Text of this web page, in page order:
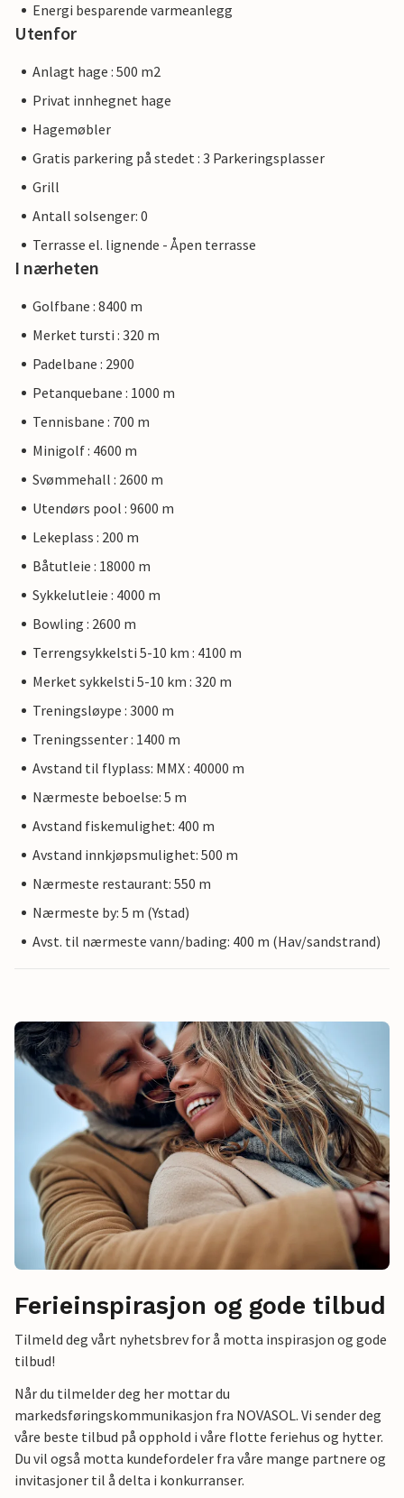
Energi besparende varmeanlegg
Utenfor
Anlagt hage : 500 m2
Privat innhegnet hage
Hagemøbler
Gratis parkering på stedet : 3 Parkeringsplasser
Grill
Antall solsenger: 0
Terrasse el. lignende - Åpen terrasse
I nærheten
Golfbane : 8400 m
Merket tursti : 320 m
Padelbane : 2900
Petanquebane : 1000 m
Tennisbane : 700 m
Minigolf : 4600 m
Svømmehall : 2600 m
Utendørs pool : 9600 m
Lekeplass : 200 m
Båtutleie : 18000 m
Sykkelutleie : 4000 m
Bowling : 2600 m
Terrengsykkelsti 5-10 km : 4100 m
Merket sykkelsti 5-10 km : 320 m
Treningsløype : 3000 m
Treningssenter : 1400 m
Avstand til flyplass: MMX : 40000 m
Nærmeste beboelse: 5 m
Avstand fiskemulighet: 400 m
Avstand innkjøpsmulighet: 500 m
Nærmeste restaurant: 550 m
Nærmeste by: 5 m (Ystad)
Avst. til nærmeste vann/bading: 400 m (Hav/sandstrand)
Ferieinspirasjon og gode tilbud
Tilmeld deg vårt nyhetsbrev for å motta inspirasjon og gode
tilbud!
Når du tilmelder deg her mottar du
markedsføringskommunikasjon fra NOVASOL. Vi sender deg
våre beste tilbud på opphold i våre flotte feriehus og hytter.
Du vil også motta kundefordeler fra våre mange partnere og
invitasjoner til å delta i konkurranser.